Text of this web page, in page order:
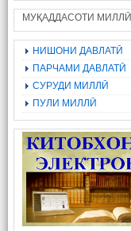
МУҚАДДАСОТИ МИЛЛӢ
НИШОНИ ДАВЛАТӢ
ПАРЧАМИ ДАВЛАТӢ
СУРУДИ МИЛЛӢ
ПУЛИ МИЛЛӢ